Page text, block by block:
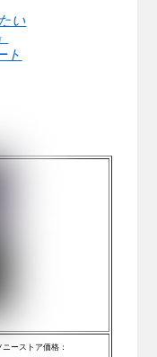
い
ト
ニーストア価格：